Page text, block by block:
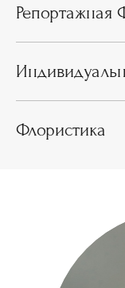
Репортажная
Флористика